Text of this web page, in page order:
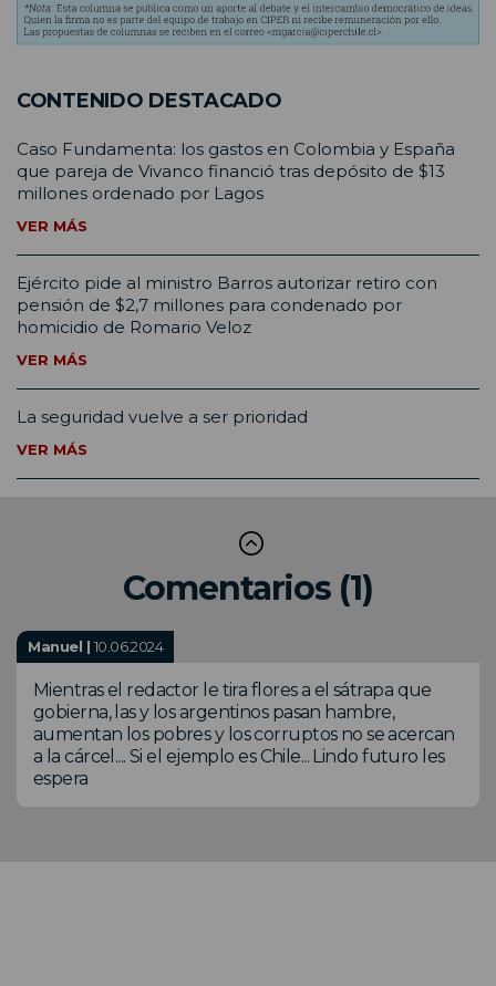
CONTENIDO DESTACADO
Caso Fundamenta: los gastos en Colombia y España
que pareja de Vivanco financió tras depósito de $13
millones ordenado por Lagos
VER MÁS
Ejército pide al ministro Barros autorizar retiro con
pensión de $2,7 millones para condenado por
homicidio de Romario Veloz
VER MÁS
La seguridad vuelve a ser prioridad
VER MÁS
Comentarios (1)
Manuel | 10.06.2024
Mientras el redactor le tira flores a el sátrapa que
gobierna, las y los argentinos pasan hambre,
aumentan los pobres y los corruptos no se acercan
a la cárcel.... Si el ejemplo es Chile... Lindo futuro les
espera